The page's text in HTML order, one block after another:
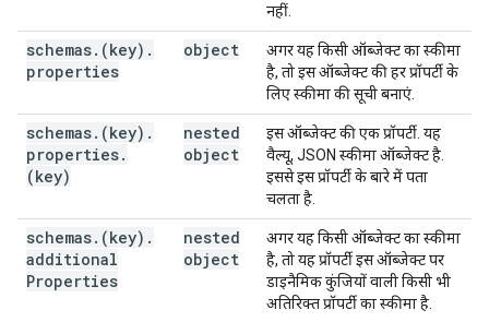
"accept": [
string
string
,
"protocols":
"simple"
"multipart": true ,
string
"resumable":
"multipart": true,
"path":
string
नहीं.
schemas. (key) .
properties
object
अगर यह किसी ऑब्जेक्ट का स्कीमा
है, तो इस ऑब्जेक्ट की हर प्रॉपर्टी के
लिए स्कीमा की सूची बनाएं.
schemas. (key) .
properties.
(key)
nested
object
इस ऑब्जेक्ट की एक प्रॉपर्टी. यह
वैल्यू, JSON स्कीमा ऑब्जेक्ट है.
इससे इस प्रॉपर्टी के बारे में पता
चलता है.
schemas. (key) .
additional
Properties
nested
object
अगर यह किसी ऑब्जेक्ट का स्कीमा
है, तो यह प्रॉपर्टी इस ऑब्जेक्ट पर
डाइनैमिक कुंजियों वाली किसी भी
अतिरिक्त प्रॉपर्टी का स्कीमा है.